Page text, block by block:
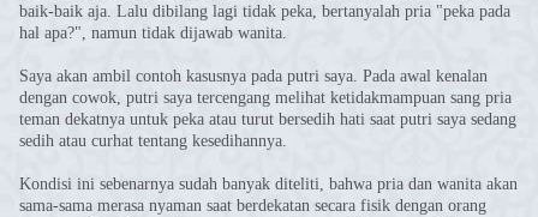
baik-baik aja. Lalu dibilang lagi tidak peka, bertanyalah pria "peka pada
hal apa?", namun tidak dijawab wanita.
Saya akan ambil contoh kasusnya pada putri saya. Pada awal kenalan
dengan cowok, putri saya tercengang melihat ketidakmampuan sang pria
teman dekatnya untuk peka atau turut bersedih hati saat putri saya sedang
sedih atau curhat tentang kesedihannya.
Kondisi ini sebenarnya sudah banyak diteliti, bahwa pria dan wanita akan
sama-sama merasa nyaman saat berdekatan secara fisik dengan orang